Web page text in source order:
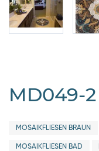
MD049-2
MOSAIKFLIESEN BRAUN
MOSAIKFLIESEN BAD